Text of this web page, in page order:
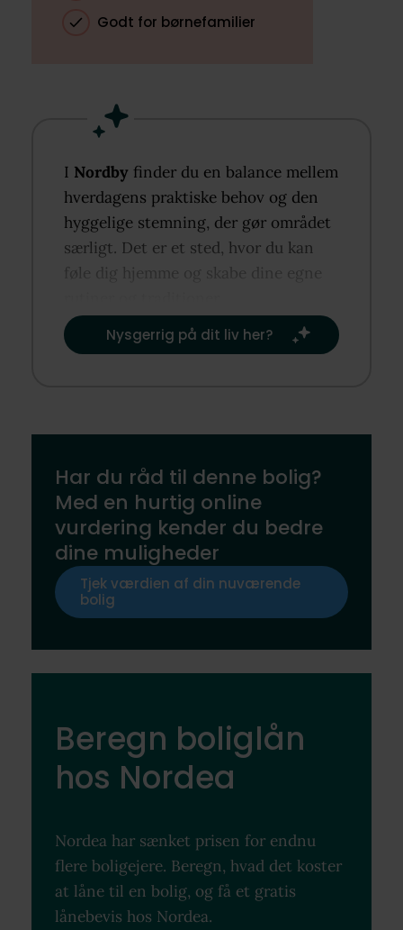
Godt for børnefamilier
I Nordby finder du en balance mellem
hverdagens praktiske behov og den
hyggelige stemning, der gør området
særligt. Det er et sted, hvor du kan
føle dig hjemme og skabe dine egne
Nysgerrig på dit liv her?​
Har du råd til denne bolig?
Med en hurtig online
vurdering kender du bedre
dine muligheder
Tjek værdien af din nuværende
bolig
Beregn boliglån
hos Nordea
Nordea har sænket prisen for endnu
flere boligejere. Beregn, hvad det koster
at låne til en bolig, og få et gratis
lånebevis hos Nordea.